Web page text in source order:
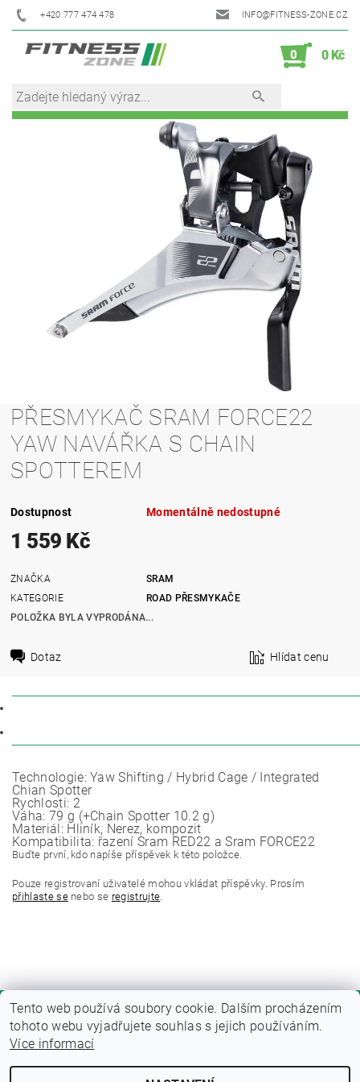
+420 777 474 478 INFO@FITNESS-ZONE.CZ
0 0 Kč
PŘESMYKAČ SRAM FORCE22
YAW NAVÁŘKA S CHAIN
SPOTTEREM
Dostupnost Momentálně nedostupné
1 559 Kč
ZNAČKA
SRAM
KATEGORIE
ROAD PŘESMYKAČE
POLOŽKA BYLA VYPRODÁNA...
Dotaz Hlídat cenu
Technologie: Yaw Shifting / Hybrid Cage / Integrated
Chian Spotter
Rychlosti: 2
Váha: 79 g (+Chain Spotter 10.2 g)
Materiál: Hliník, Nerez, kompozit
Kompatibilita: řazení Sram RED22 a Sram FORCE22
Buďte první, kdo napíše příspěvek k této položce.
Pouze registrovaní uživatelé mohou vkládat příspěvky. Prosím
přihlaste senebo se registrujte.
Tento web používá soubory cookie. Dalším procházením
tohoto webu vyjadřujete souhlas s jejich používáním.
Více informací